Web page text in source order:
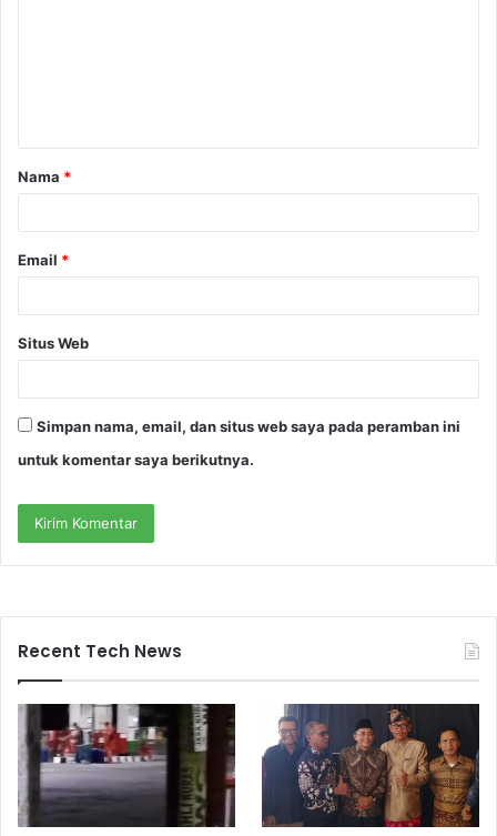
a
r
Nama *
Email *
Situs Web
Simpan nama, email, dan situs web saya pada peramban ini
untuk komentar saya berikutnya.
Recent Tech News